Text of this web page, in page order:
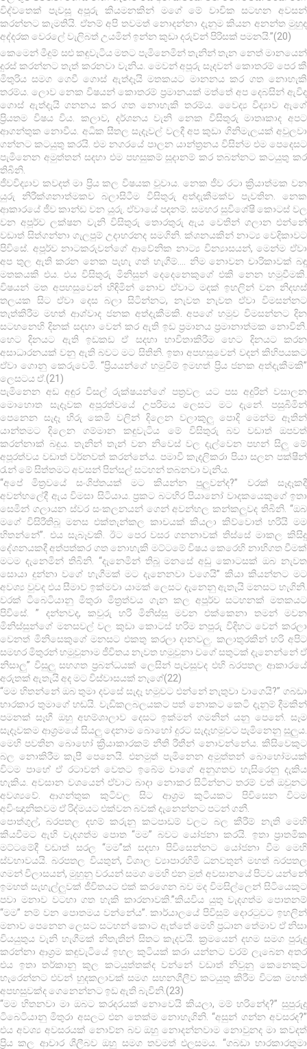
විද්වතෙක් පැවසූ අපූරු කියමනකින් මගේ මේ වාචික සටහන අවසන්
කරන්නට කැමතියි. ඒනම් අපි තවමත් නොදන්නා දැනුම කියන අනන්ත මුහුද
අද්දරක වෙරලේ වැලිබත් උයමින් ඉන්න කුඩා දරුව්න් පිරිසක් පමනයි.”(20)
කෙමෙන් මීදුම් සළු කඳුවැටිය මතට පැමිනෙමින් තැනින් තැන නෙත් මානයෙන්
දුරස් කරන්නට තැත් කරනවා වැනිය. මෙවන් අපූරු සෑදවන් කොතරම් පෙර කී
මිතුරිය සමග ගෙවී ගොස් ඇත්දෑයි මතකයට මානනය කර ගත නොහැකි
තරම්ය. ලොව නෙක විෂයන් කොතරම් ප්‍රමානයක් මත්තේ අප දෙබසින් ඇවිද
ගොස් ඇත්දැයි ගනනය කර ගත නොහැකි තරම්ය. වෛද්‍ය විද්‍යාව ඇගේ
ප්‍රියතම විෂය විය. කලාව, දර්ශනය වැනි නෙක විසිතුරු මාතෘකාද අපට
ආගන්තුක නොවීය. අධික සීතල සැදෑවල් වලදී අප කුඩා ගිනිමැලයක් අවුලවා
ගන්නට කටයුතු කරයි. එම නගරයේ පාලන යාන්ත්‍රනය විසින්ම එම පෙදෙසට
පැමිනෙන අමුත්තන් සදහා එම පහසුකම් සූදානම් කර තබන්නට කටයුතු කර
තිබිනි.
ජීවවිද්‍යාව කවදත් මා ප්‍රිය කල විෂයක වූවාය. නෙක ජීව රටා ක්‍රියාත්මක වන
යුරු නිරීක්ශනාත්මකව බලාසිටීම විසිතුරු අත්දැකීමක්ව පැවතින. නෙක
ආකාරයේ ජීව කාන්ඩ වන යුරු. ඒවායේ පදනම්. සමහර සුවිශේෂී කොටස් වල
වන අපූර්ව ලක්ෂන වැනි විසිතුරු තොරතුරු ඇය වෙතින් ගලාන එන්නේ
වඩාත් සිත්ගන්නා ගැලපුම් උදාහරනද සමගිනි. ක්ශනයකින් නාට්‍ය වෙදිකාවට
පිවිසේ. අපූර්ව නාටකරුවන්ගේ ආවේනික නාට්‍ය වින්‍යාසයන්, මෙන්ම ඒවා
අප තුල ඇති කරන නෙක පැහැ ගත් හැගීම්…. නිම නොවන චාරිකාවක් බඳු
මතකයකි එය. එය විසිතුරු මිනිසුන් දෙදෙනෙකුගේ එකි නෙන හමුවීමකි.
විෂයන් මත අපහසුවෙන් හිඳිමින් නොව ඒවාට මදක් ඉහලින් වන නිදහස්
තලයක සිට ඒවා දෙස බලා සිටින්නට, නැවත නැවත ඒවා විමසන්නට
තැත්කිරීම මහත් ආශ්වාද ජනක අත්දැකීමකි. අපගේ හමුව විමසන්නට දින
සටහනෙහි දිනක් සදහා වෙන් කර ඇති ඉඩ ප්‍රමානය ප්‍රමානාත්මක නොවිනි.
හෙට දිනයට ඇති ඉඩකඩ ඒ සදහා භාවිතාකිරීම හෙට දිනයට කරන
අසාධාරනයක් වනු ඇති බවට මට සිතිනි. ඉතා අපහසුවෙන් වදන් කිහිපයකට
ඒවා ගොනු කෙරුවෙමි. “ප්‍රියයන්ගේ හමුවිම් ඉමහත් ප්‍රිය ජනක අත්දැකීමකි”
ලෙසටය ඒ.(21)
පැමිනෙන අඩ අඳුර විසල් රුක්ෂයන්ගේ පත්‍රවල යට පස අදුරින් වසාලන
මොහොත සැදෑවක අපූරත්වයේ උපරිමය ලෙසට මට දැනේ. පසුබිමින්
පෙනෙන සැදෑ හිරු කෙමි වලින් දිලෙන වලාකුලු පොදි මෙන්ම ඈතින්
යාන්තමට දිලෙන ගම්මාන කඳුවැටිය මේ විසිතුරු බව වඩාත් ඔපවත්
කරන්නාක් බදුය. තැනින් තැන් වන නිවෙස් වල දැල්වෙන පහන් සිලු මේ
අපූරත්වය වඩාත් වර්නවත් කරන්නේය. පමාවී කැදලිකරා පියා සලන පක්ෂීන්
‍රැන් මේ සිත්තමට අවසන් පින්සල් සටහන් තබනවා වැනිය.
“අපේ මිත්‍රවයේ සංශිප්තයක් මට කියන්න පුලුවන්ද?” වරක් සෑදෑකදී
අවන්හලේදී ඇය විමසා සිටියාය. ප්‍රකට බටහිර පියානෝ වාදකයෙකුගේ ඉතා
සෙමින් ගලායන ස්වර සංකලනයන් ගෙන් අවන්හල කන්කලුවද තිබිනි. “ඔබ
මගේ විසිරීතිබූ මනස එක්තැන්කල කාචයක් කියලා කිව්වොත් හරියි මම
හිතන්නේ”. එය සැබෑවකි. ඊට පෙර වසර ගනනාවක් තිස්සේ මාකල කිසිදු
දේශනයකදී අත්පත්කර ගත නොහැකි මට්ටමේ විෂය කෙරෙහි නාභිගත වීමක්
මටම දැනෙමින් තිබිනි. “දැනෙමින් තිබූ මනසේ අඩු කොටසක් ඔබ නැවත
සොයා දුන්නා වගේ හැගීමක් මට දැනෙනවා වගෙයි” කියා කියන්නට මට
අවශ්‍ය වුවද එය සීමාව ඉක්මවා යාමක් ලෙසට දැනෙනු ඇතැයි මනසට හැගිනි.
වරක් ටිබෙටියානු මිතුරා මිත්‍රත්වය ගැන කල අපූර්ව සටහනක් මතකයට
පිවිසේ. ” දන්නවද, කවුරු හරි මිනිස්සු මවන එක්කෙනා තමන් මවන
මිනිස්සුන්ගේ මනසවල් වල කුඩා කොටස් හරිම නපුරු විදිහට වෙන් කරලා
වෙනත් මිනිසෙකුගේ මනසට එකතු කරලා දානවලු. කලාතුරකින් හරි අපිට
සමහර මිතුරන් හමුවුනාම ජීවිතය නැවත හමුවුනා වගේ සතුටක් දැනෙන්නේ ඒ
නිසාලු” විසුලු සහගත ප්‍රබන්ධයක් ලෙසින් පැවසූවද එහි බරපතල ආකාරයේ
අරුතක් ඇතැයි අද මට විස්වාසයක් නැගේ(22)
“මම හිතන්නේ ඔබ තුමා දවසේ සැදෑ හමුවට එන්නේ නැතුවා වාගෙයි?” ගබඩා
භාරකාර තුමාගේ හඬයි. වැඩිකලබලයකට පත් නොකට කෙටි දැනුම් දීමකින්
පමනක් සෑහී ඔහු අහම්ශාලාව දෙසට ඉක්මන් ගමනින් යනු පෙනේ. සෑම
සැදෑවකම ආශ්‍රමයේ සියලු දෙනාම බොහෝ දුරට සැදෑහමුවට පැමිනෙනු සුලුය.
මෙහි පවතින බොහෝ ක්‍රියාකාරකම් නීති රීතීන් නොවන්නේය. කිසිවෙකුට
බල නොකිරීම කැපී පෙනෙයි. එනමුත් පැමිනෙන අමුත්තන් බොහෝමයක්
විටම පාහේ ඒ රටාවන් වෙතට ඉබේම වාගේ අනුගතව හැසිරෙනු දැකිය
හැකිය. අවසාන වශයෙන් ඒවාට බාදා නොකර සිටින්නට තරම් වත් ඔවුනට
අවශ්‍යවේ. ආගන්තුක කුටිවල සිට ආශ්‍රම කුටියකට පිවිසෙන විටම
අවිංඤානිකවම ඒ රිද්මයට එක්වන බවක් දැනෙන්නට පටන් ගනී.
පොත්ගුල්, බරපතල දහම් කරුනු කටපාඩම් වලට බල කීරීම් නැති මෙහි
කියවීමට ඇහි වැදගත්ම පොත “මම” බවට යෝජනා කරයි. ඉතා ප්‍රාතමික
මට්ටමේදී වඩාත් සරල “මම”ක් සදහා පිවිසෙන්නට යෝජනා වීම මෙහි
ස්වභාවයයි. බරපතල වියතුන්, විශාල ව්‍යාපාරහිමි ධනවතුන් මහත් බරපතල
ගමන් විලාසයන්, මුහුනු වරයන් සමග මෙහි එන මුත් අවසානයේ පිටව යන්නේ
ඉමහත් සැහැල්ලුවක් ජීවිතයට එක් කරගෙන බව මද විමසිල්ලෙන් සිටියෙකුට
පවා මනාව වටහා ගත හැකි කාරනාවකි.”කියවිය යුතු වැදගත්ම පොතනම්
“මම” නම් වන පොතමය වන්නේය”. කාර්යාලයේ පිවිසුම් දොර‍ටුවට ඉහලින්
මනාව පෙනෙන ලෙසට සටහන් කොට ඇත්තේ මෙහි ප්‍රධාන තේමාව ඒ නිසා
වියයුතුය වැනි හැගීමක් නිතැතින් සිතට කැදවයි. ක්‍රමයෙන් දහම සමග පුරුදු
කරන්නා ආශ්‍රම කඳුවැටියේ ඉහල කුටියක් කරා යන්නට වරම් ලැබෙන අතර
එය ඉතා තර්කානු කූල කටයුත්තක්ද වන්නේ වඩාත් නිවුනු කෙනෙකුට
හැරෙන්නට එවන් හුදකලාවක් සමග සහනශීලීව කටයුතු කිරීම විටක මහත්
අපහසුවක්ද ගෙනෙන්නට ඉඩ ඇති බැවිනි.(23)
“මම හිතනවා මා ඔබට කරදරයක් නොවෙයි කියලා, මම් හරිනේද?” සුපුරුදු
ටිබෙටියානු මිතුරා අසලට එන තෙක්ම නොහැගිනි. “අසුන් ගන්න අවසරද?”
එය අවශ්‍ය අවසරයක් නොව්න බව ඔහු නොදන්නවාම නොවුනද මා කවදත්
ප්‍රිය කල ආචාර ශීලීබව ඔහු සමග තවමත් එලසමය. “ගබඩා භාරකාරතුමා